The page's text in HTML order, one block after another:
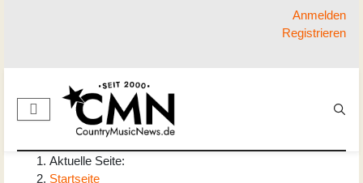
Anmelden
Registrieren
Aktuelle Seite:
Startseite